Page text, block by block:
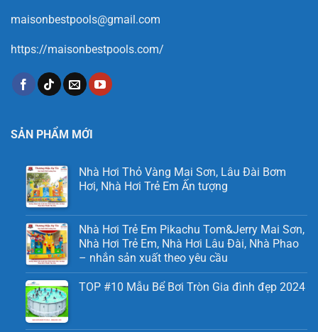
maisonbestpools@gmail.com
https://maisonbestpools.com/
SẢN PHẨM MỚI
Nhà Hơi Thỏ Vàng Mai Sơn, Lâu Đài Bơm
Hơi, Nhà Hơi Trẻ Em Ấn tượng
Nhà Hơi Trẻ Em Pikachu Tom&Jerry Mai Sơn,
Nhà Hơi Trẻ Em, Nhà Hơi Lâu Đài, Nhà Phao
– nhắn sản xuất theo yêu cầu
TOP #10 Mẫu Bể Bơi Tròn Gia đình đẹp 2024